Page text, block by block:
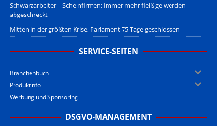
Schwarzarbeiter – Scheinfirmen: Immer mehr fleißige werden
abgeschreckt
Mitten in der größten Krise, Parlament 75 Tage geschlossen
SERVICE-SEITEN
Branchenbuch
Produktinfo
Werbung und Sponsoring
DSGVO-MANAGEMENT